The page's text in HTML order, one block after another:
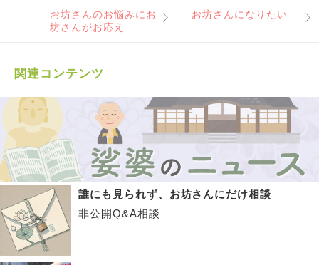
お坊さんのお悩みにお
坊さんがお応え
お坊さんになりたい
関連コンテンツ
誰にも見られず、お坊さんにだけ相談
非公開Q&A相談